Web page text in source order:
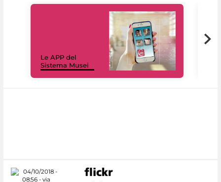
Le APP del
Sistema Musei